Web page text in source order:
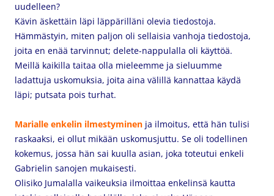
uudelleen?
Kävin äskettäin läpi läppärilläni olevia tiedostoja.
Hämmästyin, miten paljon oli sellaisia vanhoja tiedostoja,
joita en enää tarvinnut; delete-nappulalla oli käyttöä.
Meillä kaikilla taitaa olla mieleemme ja sieluumme
ladattuja uskomuksia, joita aina välillä kannattaa käydä
läpi; putsata pois turhat.
Marialle enkelin ilmestyminen ja ilmoitus, että hän tulisi
raskaaksi, ei ollut mikään uskomusjuttu. Se oli todellinen
kokemus, jossa hän sai kuulla asian, joka toteutui enkeli
Gabrielin sanojen mukaisesti.
Olisiko Jumalalla vaikeuksia ilmoittaa enkelinsä kautta